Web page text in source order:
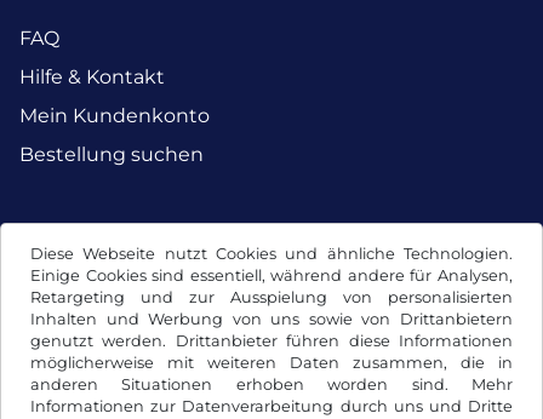
Diese Webseite nutzt Cookies und ähnliche Technologien.
Einige Cookies sind essentiell, während andere für Analysen,
Retargeting und zur Ausspielung von personalisierten
Inhalten und Werbung von uns sowie von Drittanbietern
genutzt werden. Drittanbieter führen diese Informationen
möglicherweise mit weiteren Daten zusammen, die in
anderen Situationen erhoben worden sind. Mehr
Informationen zur Datenverarbeitung durch uns und Dritte
FAQ
Hilfe & Kontakt
Mein Kundenkonto
Bestellung suchen
Facebook Instagram